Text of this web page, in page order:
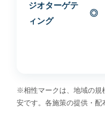
ジオターゲテ
ィング
◎
※相性マークは、地域の規
安です。各施策の提供・配